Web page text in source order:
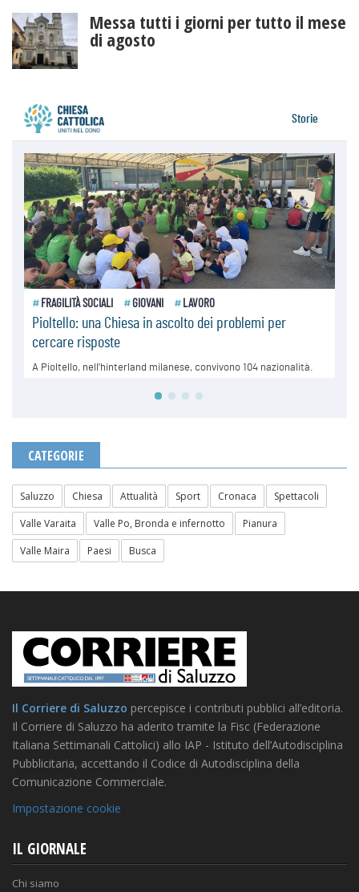
Messa tutti i giorni per tutto il mese
di agosto
CATEGORIE
Saluzzo Chiesa Attualità Sport Cronaca
Spettacoli
Valle Varaita
Valle Po, Bronda e infernotto
Pianura
Valle Maira
Paesi Busca
Il Corriere di Saluzzo percepisce i contributi pubblici all’editoria.
Il Corriere di Saluzzo ha aderito tramite la Fisc (Federazione
Italiana Settimanali Cattolici) allo IAP - Istituto dell’Autodisciplina
Pubblicitaria, accettando il Codice di Autodisciplina della
Comunicazione Commerciale.
Impostazione cookie
IL GIORNALE
Chi siamo